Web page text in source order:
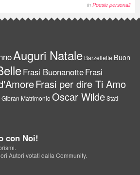
in Poesie personali
Auguri Natale Barzellette Buon
Frasi BuonanotteFrasi
Frasi per dire Ti Amo
Matrimonio Oscar WildeStati
con Noi!
Autori votati dalla Community.